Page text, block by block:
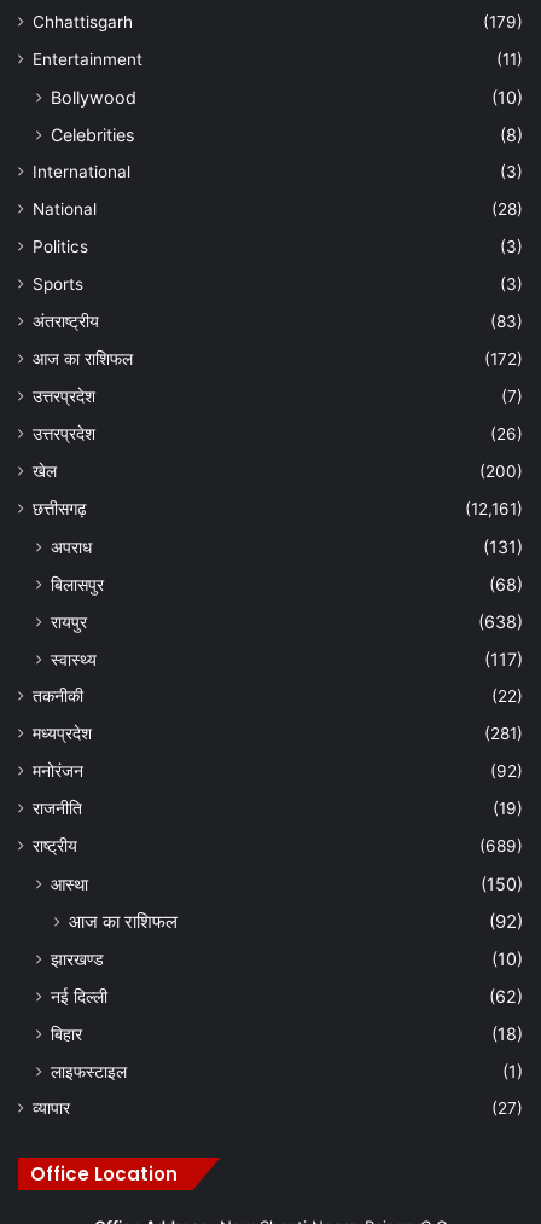
Chhattisgarh
(179)
Entertainment
(11)
Bollywood
(10)
Celebrities
(8)
International
(3)
National
(28)
Politics
(3)
Sports
(3)
अंतराष्ट्रीय
(83)
आज का राशिफल
(172)
उत्तरप्रदेश
(7)
उत्तरप्रदेश
(26)
खेल
(200)
छत्तीसगढ़
(12,161)
अपराध
(131)
बिलासपुर
(68)
रायपुर
(638)
स्वास्थ्य
(117)
तकनीकी
(22)
मध्यप्रदेश
(281)
मनोरंजन
(92)
राजनीति
(19)
राष्ट्रीय
(689)
आस्था (150)
आज का राशिफल (92)
झारखण्ड
(10)
नई दिल्ली
(62)
बिहार
(18)
लाइफस्टाइल
(1)
व्यापार (27)
Office Location